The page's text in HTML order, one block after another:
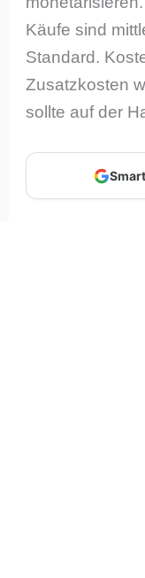
Käufe sind
Standard.
Zusatzkosten
sollte auf der